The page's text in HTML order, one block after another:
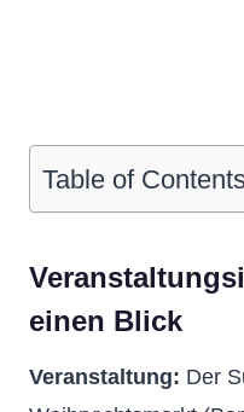
Table of
einen Blick
Veranstaltung: Der